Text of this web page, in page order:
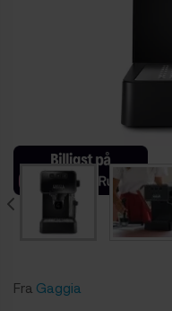
Fra Gaggia